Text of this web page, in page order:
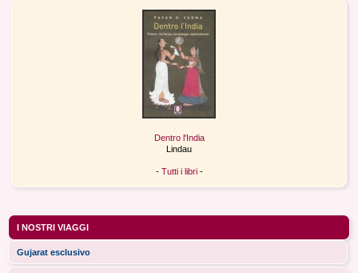
Dentro l'India
Lindau
- Tutti i libri-
I NOSTRI VIAGGI
Gujarat esclusivo